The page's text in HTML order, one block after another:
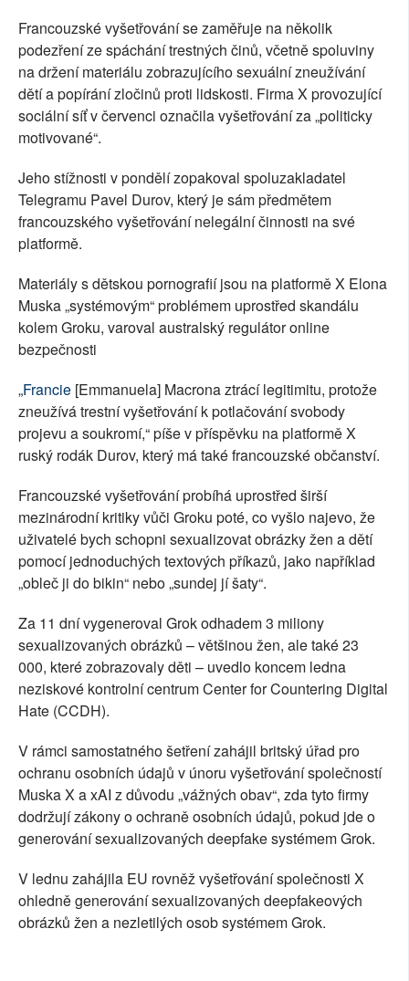
Francouzské vyšetřování se zaměřuje na několik
podezření ze spáchání trestných činů, včetně spoluviny
na držení materiálu zobrazujícího sexuální zneužívání
dětí a popírání zločinů proti lidskosti. Firma X provozující
sociální síť v červenci označila vyšetřování za „politicky
motivované“.
Jeho stížnosti v pondělí zopakoval spoluzakladatel
Telegramu Pavel Durov, který je sám předmětem
francouzského vyšetřování nelegální činnosti na své
platformě.
Materiály s dětskou pornografií jsou na platformě X Elona
Muska „systémovým“ problémem uprostřed skandálu
kolem Groku, varoval australský regulátor online
bezpečnosti
„Francie [Emmanuela] Macrona ztrácí legitimitu, protože
zneužívá trestní vyšetřování k potlačování svobody
projevu a soukromí,“ píše v příspěvku na platformě X
ruský rodák Durov, který má také francouzské občanství.
Francouzské vyšetřování probíhá uprostřed širší
mezinárodní kritiky vůči Groku poté, co vyšlo najevo, že
uživatelé bych schopni sexualizovat obrázky žen a dětí
pomocí jednoduchých textových příkazů, jako například
„obleč ji do bikin“ nebo „sundej jí šaty“.
Za 11 dní vygeneroval Grok odhadem 3 miliony
sexualizovaných obrázků – většinou žen, ale také 23
000, které zobrazovaly děti – uvedlo koncem ledna
neziskové kontrolní centrum Center for Countering Digital
Hate (CCDH).
V rámci samostatného šetření zahájil britský úřad pro
ochranu osobních údajů v únoru vyšetřování společností
Muska X a xAI z důvodu „vážných obav“, zda tyto firmy
dodržují zákony o ochraně osobních údajů, pokud jde o
generování sexualizovaných deepfake systémem Grok.
V lednu zahájila EU rovněž vyšetřování společnosti X
ohledně generování sexualizovaných deepfakeových
obrázků žen a nezletilých osob systémem Grok.